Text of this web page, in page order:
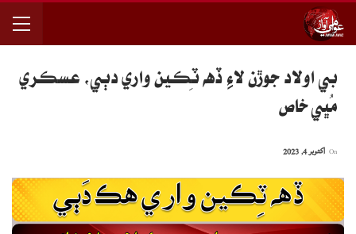
بي اولاد جوڙن لاءِ ڏهه ٽِڪين واري دَٻي، عسڪري
مُڀي خاص
اکتوبر 4, 2023